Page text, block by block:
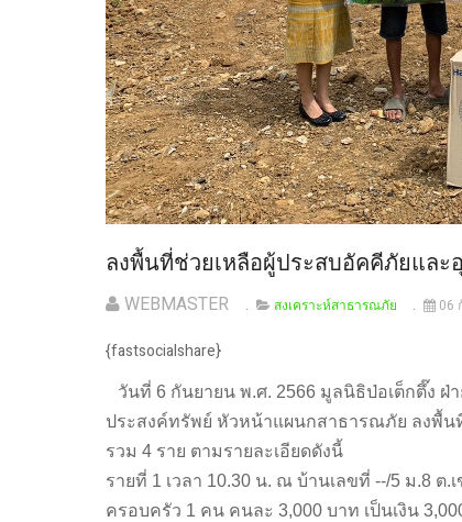
ลงพื้นที่ช่วยเหลือผู้ประสบอัคคีภัยแล
WEBMASTER สงเคราะห์สาธารณภัย 06
{fastsocialshare}
วันที่ 6 กันยายน พ.ศ. 2566 มูลนิธิป่อเต็กตึ๊ง
ประสงค์ทรัพย์ หัวหน้าแผนกสาธารณภัย ลงพื้
รวม 4 ราย ตามรายละเอียดดังนี้
รายที่ 1 เวลา 10.30 น. ณ บ้านเลขที่ --/5 ม.8
ครอบครัว 1 คน คนละ 3,000 บาท เป็นเงิน